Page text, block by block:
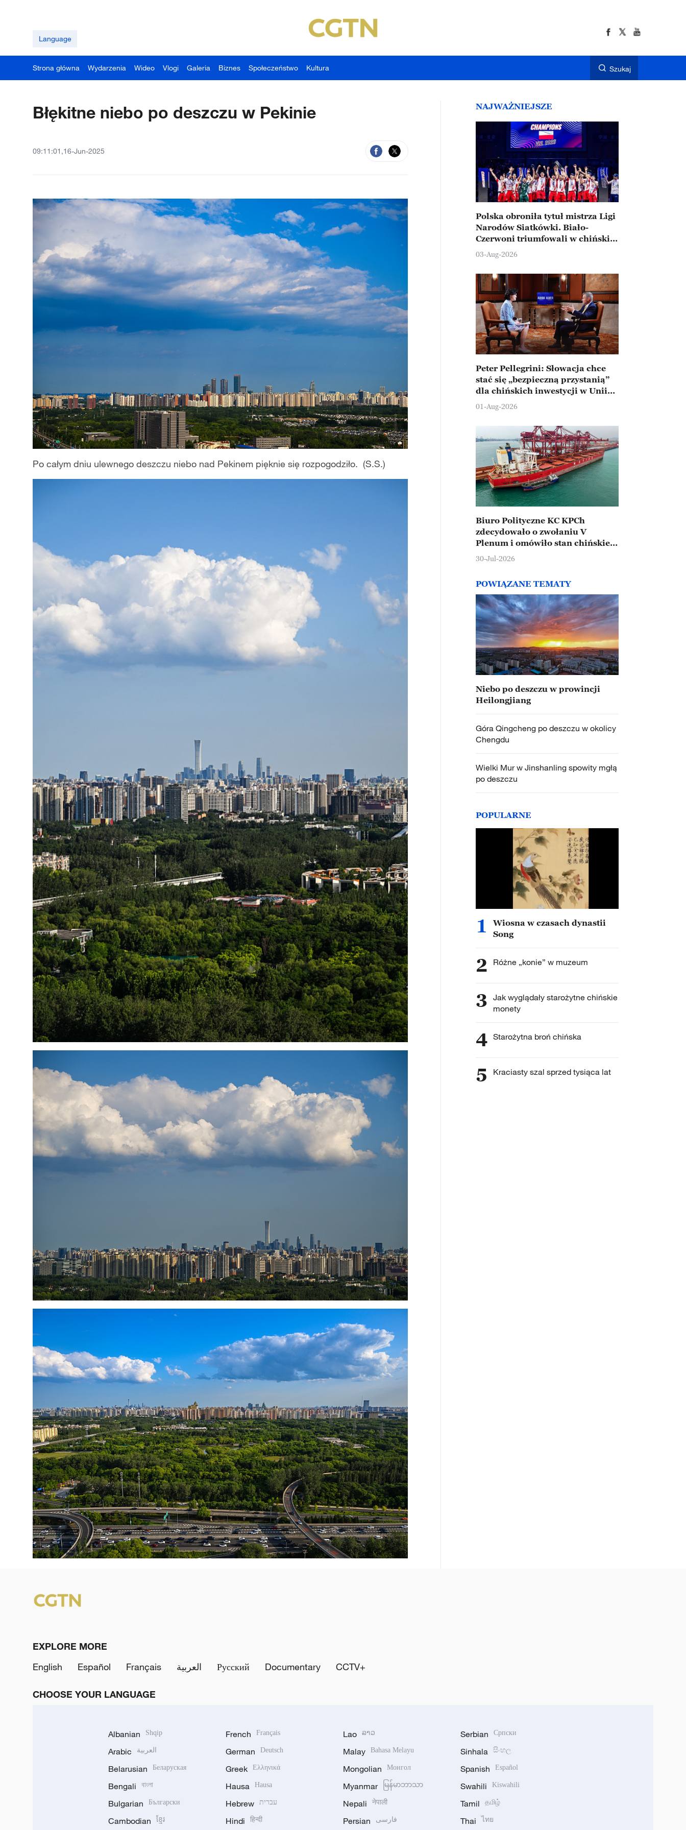
Language
Strona główna Wydarzenia Wideo Vlogi Galeria Biznes Społeczeństwo Kultura Szukaj
Błękitne niebo po deszczu w Pekinie
09:11:01,16-Jun-2025
Po całym dniu ulewnego deszczu niebo nad Pekinem pięknie się rozpogodziło. (S.S.)
NAJWAŻNIEJSZE
Polska obroniła tytuł mistrza Ligi
Narodów Siatkówki. Biało-
Czerwoni triumfowali w chińskim
Ningbo
03-Aug-2026
Peter Pellegrini: Słowacja chce
stać się „bezpieczną przystanią”
dla chińskich inwestycji w Unii
Europejskiej
01-Aug-2026
Biuro Polityczne KC KPCh
zdecydowało o zwołaniu V
Plenum i omówiło stan chińskiej
gospodarki
30-Jul-2026
POWIĄZANE TEMATY
Niebo po deszczu w prowincji
Heilongjiang
Góra Qingcheng po deszczu w okolicy
Chengdu
Wielki Mur w Jinshanling spowity mgłą
po deszczu
POPULARNE
1
Wiosna w czasach dynastii
Song
2 Różne „konie” w muzeum
3 Jak wyglądały starożytne chińskie
monety
4 Starożytna broń chińska
5 Kraciasty szal sprzed tysiąca lat
EXPLORE MORE
English
Español Français العربية Русский Documentary CCTV+
CHOOSE YOUR LANGUAGE
Albanian Shqip
Arabic العربية
Belarusian Беларуская
Bengali বাংলা
Bulgarian Български
Cambodian ខ្មែរ
French Français
German Deutsch
Greek Ελληνικά
Hausa Hausa
Hebrew עברית
Hindi हिन्दी
Lao ລາວ
Malay Bahasa Melayu
Mongolian Монгол
Myanmar မြန်မာဘာသာ
Nepali नेपाली
Persian فارسی
Serbian Српски
Sinhala සිංහල
Spanish Español
Swahili Kiswahili
Tamil தமிழ்
Thai ไทย